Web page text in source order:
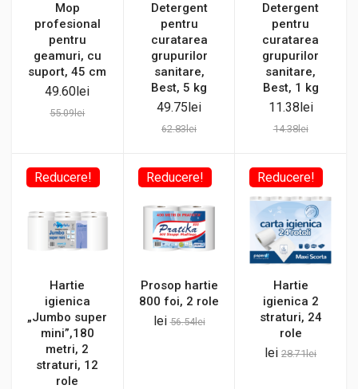
Mop
profesional
pentru
geamuri, cu
suport, 45 cm
49.60 lei
55.09lei
Detergent
pentru
curatarea
grupurilor
sanitare,
Best, 5 kg
49.75 lei
62.83lei
Detergent
pentru
curatarea
grupurilor
sanitare,
Best, 1 kg
11.38 lei
14.38lei
Reducere!
Hartie
igienica
„Jumbo super
mini”,180
metri, 2
straturi, 12
role
Reducere!
Prosop hartie
800 foi, 2 role
lei 56.54lei
Reducere!
Hartie
igienica 2
straturi, 24
role
lei 28.71lei